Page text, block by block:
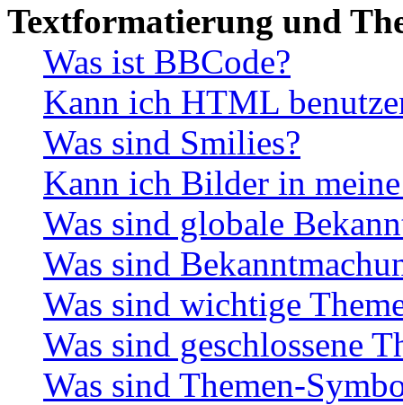
Textformatierung und
Was ist BBCode?
Kann ich HTML
Was sind Smilies?
Kann ich Bilder in
Was sind globale
Was sind
Was sind wichtige
Was sind geschlossene
Was sind Themen-